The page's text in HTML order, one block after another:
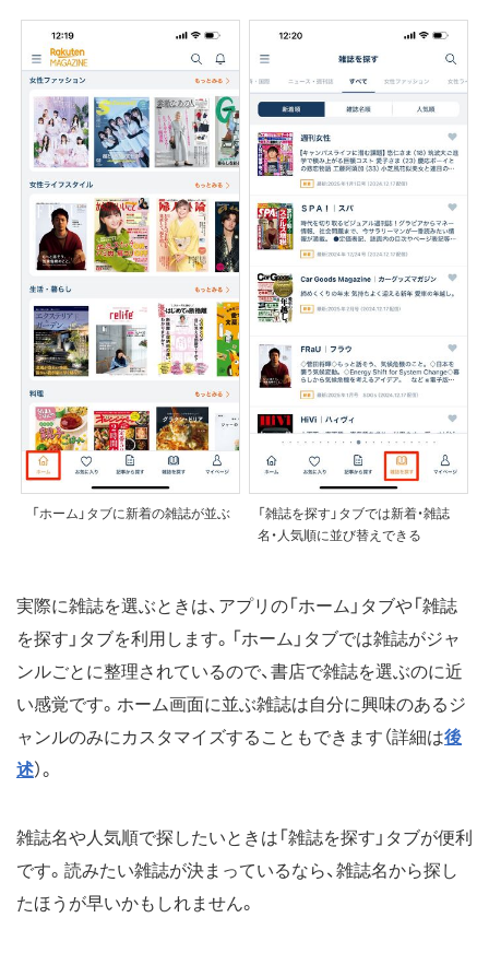
「ホーム」タブに新着の雑誌が並ぶ
「雑誌を探す」タブでは新着・雑誌
名・人気順に並び替えできる
実際に雑誌を選ぶときは、アプリの「ホーム」タブや「雑誌
を探す」タブを利用します。「ホーム」タブでは雑誌がジャ
ンルごとに整理されているので、書店で雑誌を選ぶのに近
い感覚です。ホーム画面に並ぶ雑誌は自分に興味のあるジ
ャンルのみにカスタマイズすることもできます（詳細は後
述）。
雑誌名や人気順で探したいときは「雑誌を探す」タブが便利
です。読みたい雑誌が決まっているなら、雑誌名から探し
たほうが早いかもしれません。